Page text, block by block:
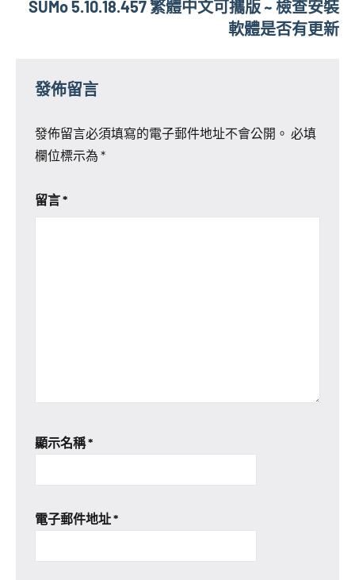
SUMo 5.10.18.457 繁體中文可攜版 ~ 檢查安裝
軟體是否有更新
發佈留言
發佈留言必須填寫的電子郵件地址不會公開。 必填
欄位標示為 *
留言*
顯示名稱*
電子郵件地址*